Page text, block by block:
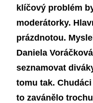
klíčový problém
moderátorky.
prázdnotou.
Daniela
seznamovat
tomu tak.
to zavánělo